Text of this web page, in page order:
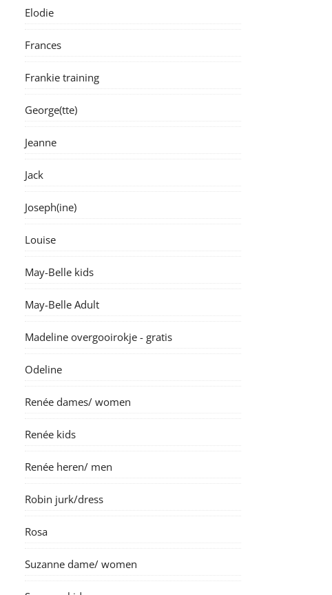
Elodie
Frances
Frankie training
George(tte)
Jeanne
Jack
Joseph(ine)
Louise
May-Belle kids
May-Belle Adult
Madeline overgooirokje - gratis
Odeline
Renée dames/ women
Renée kids
Renée heren/ men
Robin jurk/dress
Rosa
Suzanne dame/ women